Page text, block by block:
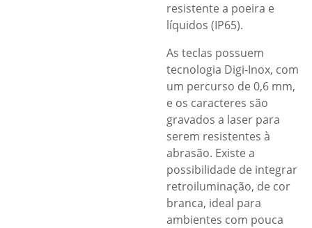
resistente a poeira e
líquidos (IP65).
As teclas possuem
tecnologia Digi-Inox, com
um percurso de 0,6 mm,
e os caracteres são
gravados a laser para
serem resistentes à
abrasão. Existe a
possibilidade de integrar
retroiluminação, de cor
branca, ideal para
ambientes com pouca